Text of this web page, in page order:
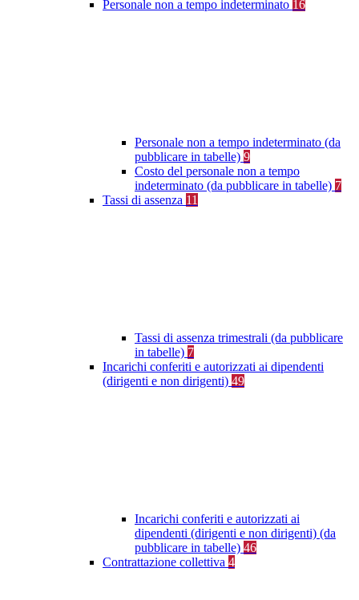
Personale non a tempo indeterminato 16
Personale non a tempo indeterminato (da
pubblicare in tabelle) 9
Costo del personale non a tempo
indeterminato (da pubblicare in tabelle) 7
Tassi di assenza 11
Tassi di assenza trimestrali (da pubblicare
in tabelle) 7
Incarichi conferiti e autorizzati ai dipendenti
(dirigenti e non dirigenti) 49
Incarichi conferiti e autorizzati ai
dipendenti (dirigenti e non dirigenti) (da
pubblicare in tabelle) 46
Contrattazione collettiva 4